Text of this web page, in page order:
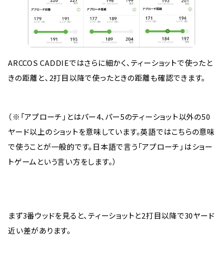
ARCCOS CADDIEではさらに細かく、ティーショットで使ったと
きの距離と、2打目以降で使ったときの距離も確認できます。
（※「アプローチ」とはパー4、パー5のティーショット以外の50
ヤード以上のショットを意味しています。英語ではこちらの意味
で使うことが一般的です。日本語で言う「アプローチ」はショー
トゲームという言い方をします。）
まず3番ウッドを見ると、ティーショットと2打目以降で30ヤード
近い差があります。